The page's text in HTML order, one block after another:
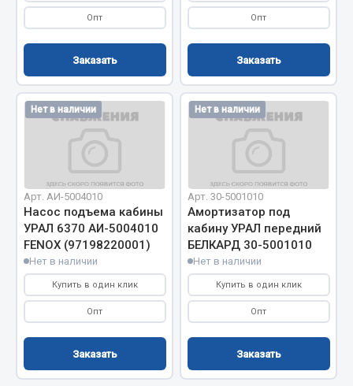
Запчасти Урал
Двигатель
Мост задний
Система питания
Тормозная система
Показать ещё
Весь раздел
Запчасти ЯМЗ
Двигатель
Система питания
Опт
Заказать
Опт
Заказать
Нет в наличии
Арт. АИ-5004010
Насос подъема кабины
УРАЛ 6370 АИ-5004010
FENOX (97198220001)
Нет в наличии
Купить в один клик
Опт
Заказать
Нет в наличии
Арт. 30-5001010
Амортизатор под
кабину УРАЛ передний
БЕЛКАРД 30-5001010
Нет в наличии
Купить в один клик
Опт
Заказать